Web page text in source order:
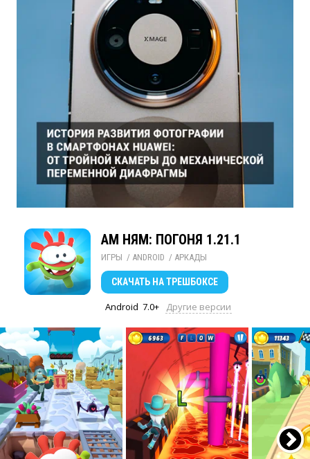
АМ НЯМ: ПОГОНЯ 1.21.1
ИГРЫ / ANDROID / АРКАДЫ
СКАЧАТЬ НА ТРЕШБОКСЕ
Android 7.0+ Другие версии